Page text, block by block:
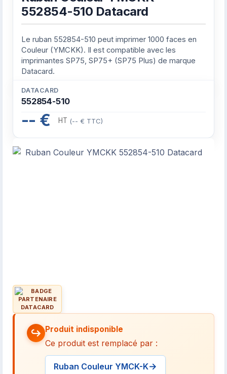
552854-510 Datacard
Le ruban 552854-510 peut imprimer 1000 faces en
Couleur (YMCKK). Il est compatible avec les
imprimantes SP75, SP75+ (SP75 Plus) de marque
Datacard.
Produit indisponible
Ce produit est remplacé par :
Ruban Couleur YMCK-K
DATACARD
552854-510
-- € HT (-- € TTC)